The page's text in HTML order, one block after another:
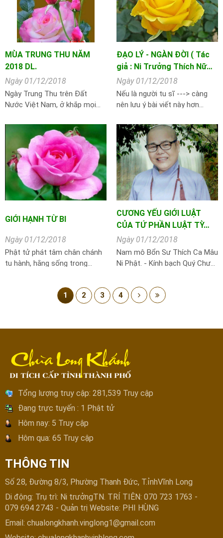
MÙA TRUNG THU NĂM
2018 DL.
Ngày 01/12/2018
Ngày Trung Thu trên Đất
Nước Việt Nam, ở khắp mọi…
ĐẠO LÝ - NGÀN ĐỜI ( Tác
giả : Ni Trưởng Thích Nữ…
Ngày 01/12/2018
Nếu là người tu sĩ ---> càng
nên lưu ý bài viết này hơn…
GIỚI HẠNH TỪ BI
Ngày 01/12/2018
Phật tử phát tâm chân chánh
tu hành, hằng sống trong…
CƯƠNG YẾU GIỚI LUẬT
CỦA TỨ PHẦN LUẬT TỲ…
Ngày 01/12/2018
Nam mô Bổn Sư Thích Ca Mâu
Ni Phật. - Kính bạch Quý Chư…
1 2 3 4
Tổng lượng truy cập: 281,539 Truy cập
Đang trực tuyến : 1 Phật tử
Hôm nay: 5 Truy cập
Hôm qua: 65 Truy cập
THÔNG TIN
Số 28, Đường 8/3, Phường Thanh Đức, T.ỉnhVĩnh Long
Di động: Trụ trì: Ni trưởngTN. TRÍ TIÊN: 070 723 1763 -
079 694 2743 - Quản trị Website: PHI HÙNG
Email: chualongkhanh.vinglong1@gmail.com